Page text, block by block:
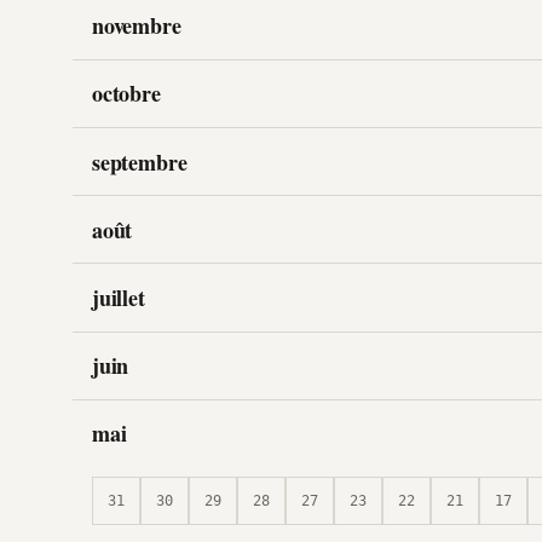
novembre
octobre
septembre
août
juillet
juin
mai
31 30 29 28 27 23 22 21 17